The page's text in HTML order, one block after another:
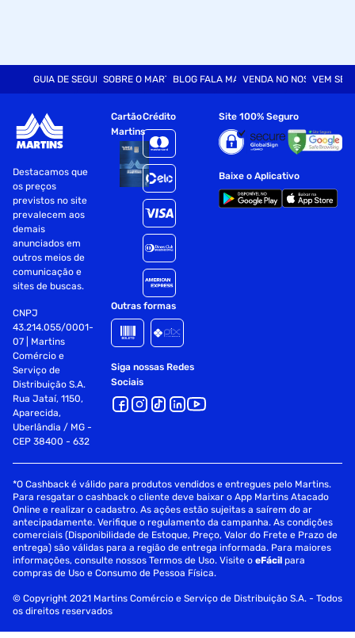
GUIA DE SEGURANÇASOBRE O MARTINSBLOG FALA MARTVENDA NO NOSSO SITE
VEM SER
Destacamos que
os preços
previstos no site
prevalecem aos
demais
anunciados em
outros meios de
comunicação e
sites de buscas.
CNPJ
43.214.055/0001-
07 | Martins
Comércio e
Serviço de
Distribuição S.A.
Rua Jataí, 1150,
Aparecida,
Uberlândia / MG -
CEP 38400 - 632
Cartão
Martins
Crédito
Outras formas
Siga nossas Redes
Sociais
Site 100% Seguro
Baixe o Aplicativo
*O Cashback é válido para produtos vendidos e entregues pelo Martins.
Para resgatar o cashback o cliente deve baixar o App Martins Atacado
Online e realizar o cadastro. As ações estão sujeitas a saírem do ar
antecipadamente. Verifique o regulamento da campanha. As condições
comerciais (Disponibilidade de Estoque, Preço, Valor do Frete e Prazo de
entrega) são válidas para a região de entrega informada. Para maiores
informações, consulte nossos Termos de Uso. Visite oeFácil para
compras de Uso e Consumo de Pessoa Física.
© Copyright 2021 Martins Comércio e Serviço de Distribuição S.A. - Todos
os direitos reservados